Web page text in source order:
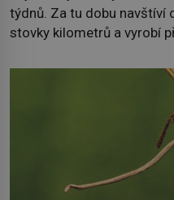
týdnů. Za tu dobu navštíví
stovky kilometrů a vyrobí
bezvýznamná. Teprve
tisíc příslušnic svého
nejdokonalejších